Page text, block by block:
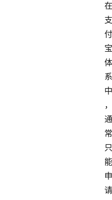
在
支
付
宝
体
系
中
，
通
常
只
能
申
请